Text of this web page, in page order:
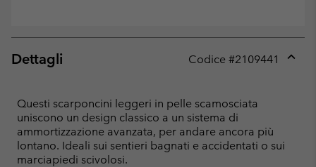
Dettagli Codice #2109441
Questi scarponcini leggeri in pelle scamosciata
uniscono un design classico a un sistema di
ammortizzazione avanzata, per andare ancora più
lontano. Ideali sui sentieri bagnati e accidentati o sui
marciapiedi scivolosi.